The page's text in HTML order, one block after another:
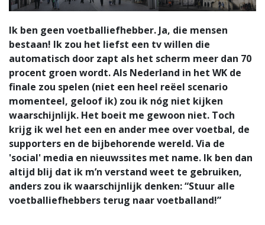
Ik ben geen voetballiefhebber. Ja, die mensen
bestaan! Ik zou het liefst een tv willen die
automatisch door zapt als het scherm meer dan 70
procent groen wordt. Als Nederland in het WK de
finale zou spelen (niet een heel reëel scenario
momenteel, geloof ik) zou ik nóg niet kijken
waarschijnlijk. Het boeit me gewoon niet. Toch
krijg ik wel het een en ander mee over voetbal, de
supporters en de bijbehorende wereld. Via de
'social' media en nieuwssites met name. Ik ben dan
altijd blij dat ik m’n verstand weet te gebruiken,
anders zou ik waarschijnlijk denken: “Stuur alle
voetballiefhebbers terug naar voetballand!”